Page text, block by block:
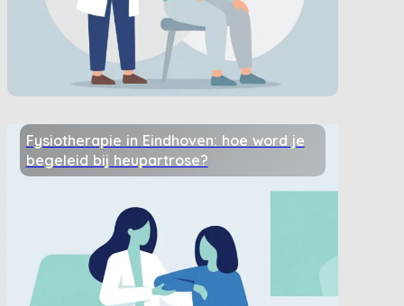
Fysiotherapie in Eindhoven: hoe word je
begeleid bij heupartrose?